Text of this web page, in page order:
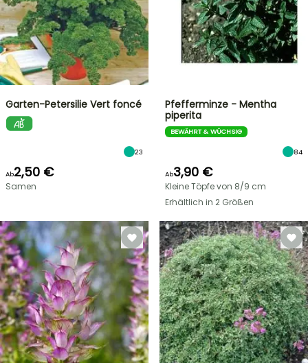
Garten-Petersilie Vert foncé
23
Ab2,50 €
Samen
Pfefferminze - Mentha
piperita
BEWÄHRT & WÜCHSIG
84
Ab3,90 €
Kleine Töpfe von 8/9 cm
Erhältlich in 2 Größen